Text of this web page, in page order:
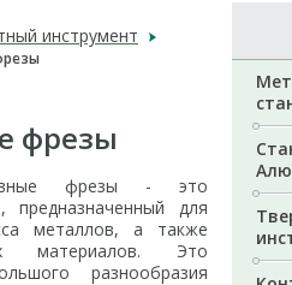
инструмент
фрезы
фрезы - это
предназначенный для
металлов, а также
материалов. Это
разнообразия